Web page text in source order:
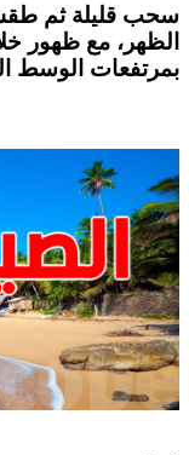
سحب قليلة ثم
الظهر، مع ظهور
بمرتفعات الوسط